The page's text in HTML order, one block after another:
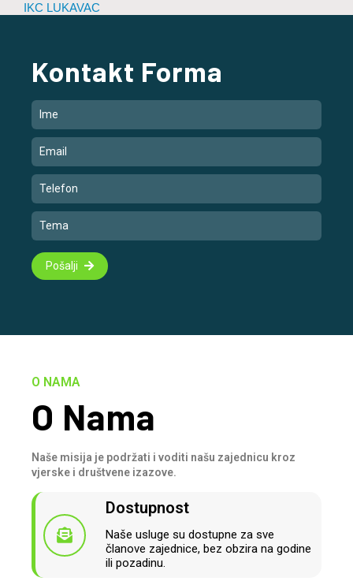
IKC LUKAVAC
Kontakt Forma
Pošalji
O NAMA
O Nama
Naše misija je podržati i voditi našu zajednicu kroz
vjerske i društvene izazove.
Dostupnost
Naše usluge su dostupne za sve
članove zajednice, bez obzira na godine
ili pozadinu.